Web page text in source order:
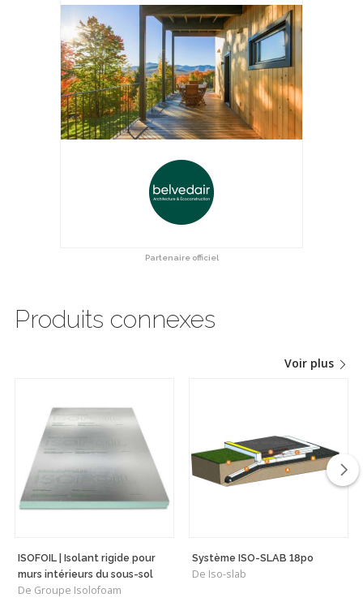
Partenaire officiel
Produits connexes
Voir plus
ISOFOIL | Isolant rigide pour
murs intérieurs du sous-sol
De Groupe Isolofoam
Système ISO-SLAB 18po
De Iso-slab